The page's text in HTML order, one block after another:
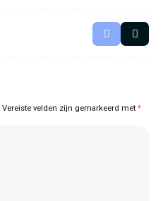
Vereiste velden zijn gemarkeerd met *